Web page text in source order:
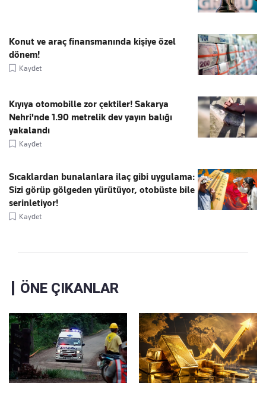
Konut ve araç finansmanında kişiye özel
dönem!
Kaydet
Kıyıya otomobille zor çektiler! Sakarya
Nehri'nde 1.90 metrelik dev yayın balığı
yakalandı
Kaydet
Sıcaklardan bunalanlara ilaç gibi uygulama:
Sizi görüp gölgeden yürütüyor, otobüste bile
serinletiyor!
Kaydet
ÖNE ÇIKANLAR